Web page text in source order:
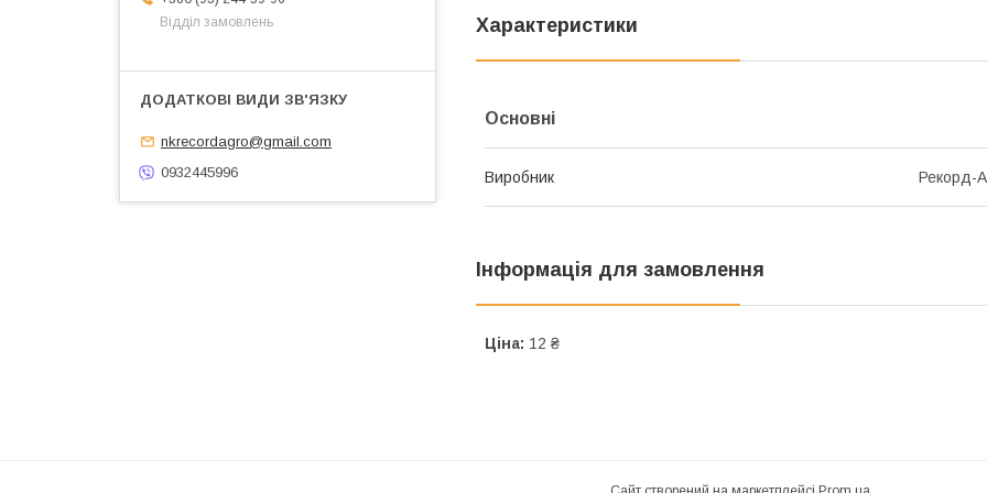
Характеристики
Основні
Виробник Рекорд-
Інформація для замовлення
Ціна: 12 ₴
Відділ замовлень
nkrecordagro@gmail.com
0932445996